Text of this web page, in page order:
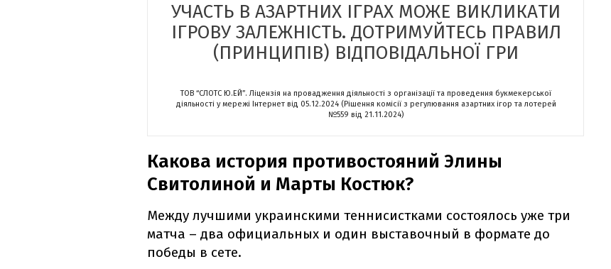
УЧАСТЬ В АЗАРТНИХ ІГРАХ МОЖЕ ВИКЛИКАТИ
ІГРОВУ ЗАЛЕЖНІСТЬ. ДОТРИМУЙТЕСЬ ПРАВИЛ
(ПРИНЦИПІВ) ВІДПОВІДАЛЬНОЇ ГРИ
ТОВ “СЛОТС Ю.ЕЙ”. Ліцензія на провадження діяльності з організації та проведення букмекерської
діяльності у мережі Інтернет від 05.12.2024 (Рішення комісії з регулювання азартних ігор та лотерей
№559 від 21.11.2024)
Какова история противостояний Элины
Свитолиной и Марты Костюк?
Между лучшими украинскими теннисистками состоялось уже три
матча – два официальных и один выставочный в формате до
победы в сете.